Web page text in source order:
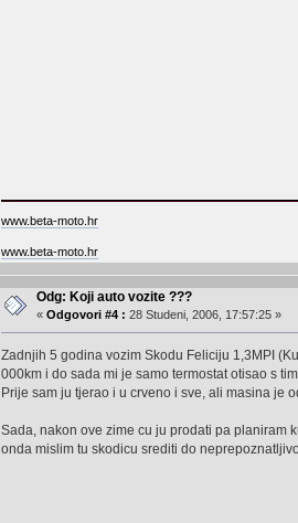
www.beta-moto.hr
www.beta-moto.hr
Odg: Koji auto vozite ???
«Odgovori #4 : 28 Studeni, 2006, 17:57:25 »
Zadnjih 5 godina vozim Skodu Feliciju 1,3MPI
000km i do sada mi je samo termostat otisao s
Prije sam ju tjerao i u crveno i sve, ali masina je
Sada, nakon ove zime cu ju prodati pa planiram
onda mislim tu skodicu srediti do